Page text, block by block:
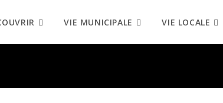
VIE MUNICIPALE VIE LOCALE